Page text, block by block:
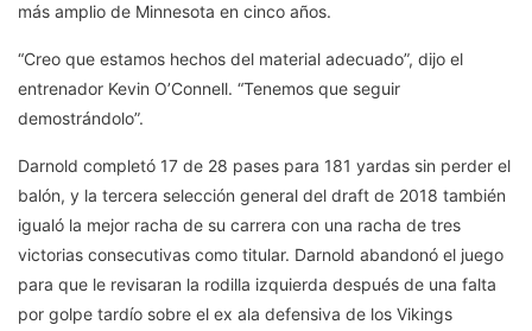
más amplio de Minnesota en cinco años.
“Creo que estamos hechos del material adecuado”, dijo el
entrenador Kevin O’Connell. “Tenemos que seguir
demostrándolo”.
Darnold completó 17 de 28 pases para 181 yardas sin perder el
balón, y la tercera selección general del draft de 2018 también
igualó la mejor racha de su carrera con una racha de tres
victorias consecutivas como titular. Darnold abandonó el juego
para que le revisaran la rodilla izquierda después de una falta
por golpe tardío sobre el ex ala defensiva de los Vikings